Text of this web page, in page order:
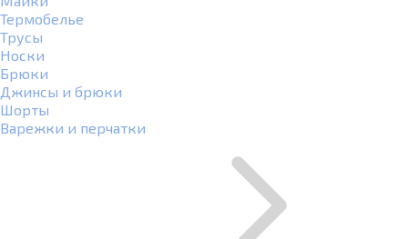
Термобелье
Трусы
Носки
Брюки
Джинсы и брюки
Шорты
Варежки и перчатки